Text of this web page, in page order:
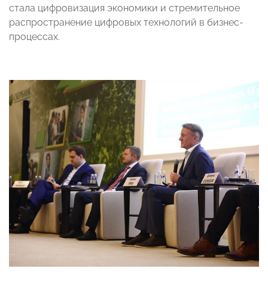
стала цифровизация экономики и стремительное
распространение цифровых технологий в бизнес-
процессах.